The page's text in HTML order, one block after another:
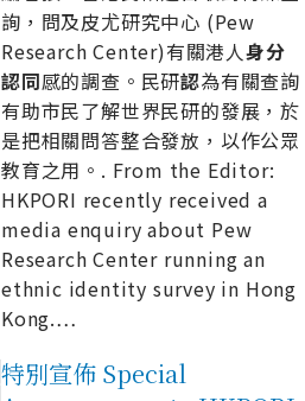
詢，問及皮尤研究中心 (Pew
Research Center)有關港人身分
認同感的調查。民研認為有關查詢
有助市民了解世界民研的發展，於
是把相關問答整合發放，以作公眾
教育之用。. From the Editor:
HKPORI recently received a
media enquiry about Pew
Research Center running an
ethnic identity survey in Hong
Kong.…
特別宣佈 Special